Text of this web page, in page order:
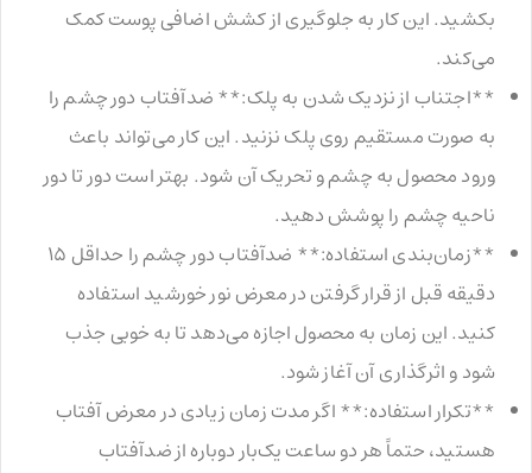
بکشید. این کار به جلوگیری از کشش اضافی پوست کمک
می‌کند.
**اجتناب از نزدیک شدن به پلک:** ضدآفتاب دور چشم را
به صورت مستقیم روی پلک نزنید. این کار می‌تواند باعث
ورود محصول به چشم و تحریک آن شود. بهتر است دور تا دور
ناحیه چشم را پوشش دهید.
**زمان‌بندی استفاده:** ضدآفتاب دور چشم را حداقل ۱۵
دقیقه قبل از قرار گرفتن در معرض نور خورشید استفاده
کنید. این زمان به محصول اجازه می‌دهد تا به خوبی جذب
شود و اثرگذاری آن آغاز شود.
**تکرار استفاده:** اگر مدت زمان زیادی در معرض آفتاب
هستید، حتماً هر دو ساعت یک‌بار دوباره از ضدآفتاب